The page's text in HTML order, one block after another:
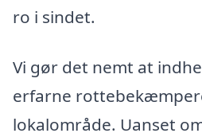
ro i sindet.
Vi gør det nemt at
erfarne
lokalområde. Uanset